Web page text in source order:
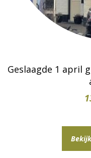
Geslaagde 1 april